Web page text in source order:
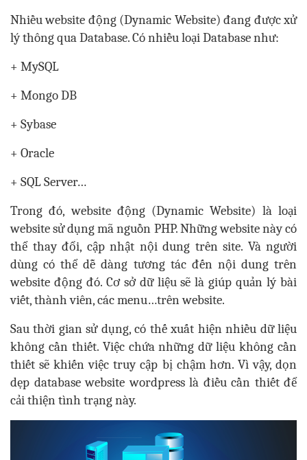
Nhiều website động (Dynamic Website) đang được xử
lý thông qua Database. Có nhiều loại Database như:
+ MySQL
+ Mongo DB
+ Sybase
+ Oracle
+ SQL Server…
Trong đó, website động (Dynamic Website) là loại
website sử dụng mã nguồn PHP. Những website này có
thể thay đổi, cập nhật nội dung trên site. Và người
dùng có thể dễ dàng tương tác đến nội dung trên
website động đó. Cơ sở dữ liệu sẽ là giúp quản lý bài
viết, thành viên, các menu…trên website.
Sau thời gian sử dụng, có thế xuất hiệnnhiều dữ liệu
không cần thiết. Việc chứanhững dữ liệu không cần
thiết sẽ khiến việc truy cập bị chậm hơn. Vì vậy, dọn
dẹp database website wordpress là điều cần thiết để
cải thiện tình trạng này.